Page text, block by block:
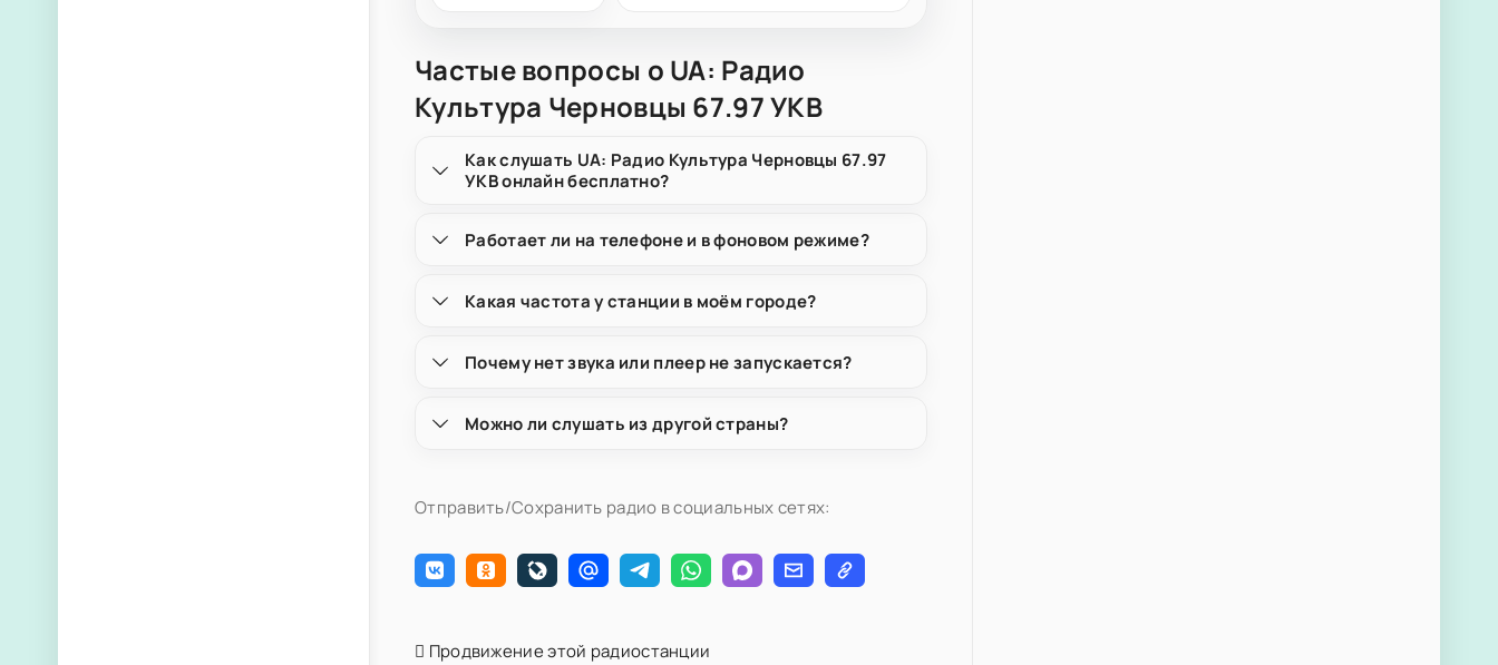
Частые вопросы о UA: Радио
Культура Черновцы 67.97 УКВ
Как слушать UA: Радио Культура Черновцы 67.97
УКВ онлайн бесплатно?
Работает ли на телефоне и в фоновом режиме?
Какая частота у станции в моём городе?
Почему нет звука или плеер не запускается?
Можно ли слушать из другой страны?
Отправить/Сохранить радио в социальных сетях:
Продвижение этой радиостанции